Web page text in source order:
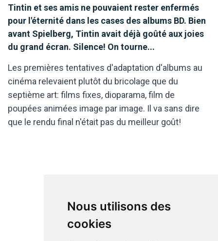
Nous utilisons des
cookies
Tintin et ses amis ne pouvaient rester enfermés
pour l'éternité dans les cases des albums BD. Bien
avant Spielberg, Tintin avait déjà goûté aux joies
du grand écran. Silence! On tourne...
Les premières tentatives d'adaptation d'albums au
cinéma relevaient plutôt du bricolage que du
septième art: films fixes, dioparama, film de
poupées animées image par image. Il va sans dire
que le rendu final n'était pas du meilleur goût!